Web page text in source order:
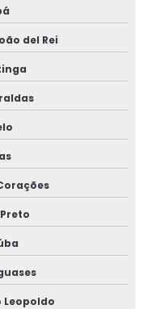
del Rei
Leopoldo